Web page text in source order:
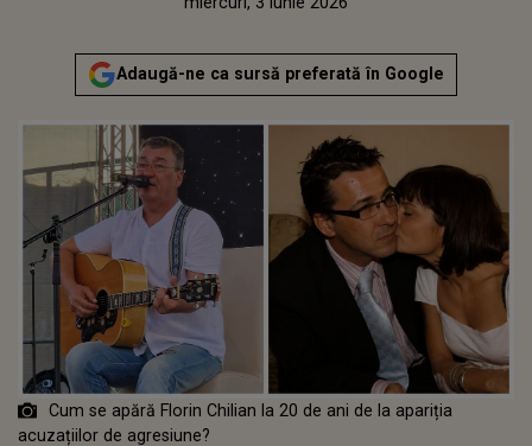
Adaugă-ne ca sursă preferată în Google
Cum se apără Florin Chilian la 20 de ani de la apariția
acuzațiilor de agresiune?